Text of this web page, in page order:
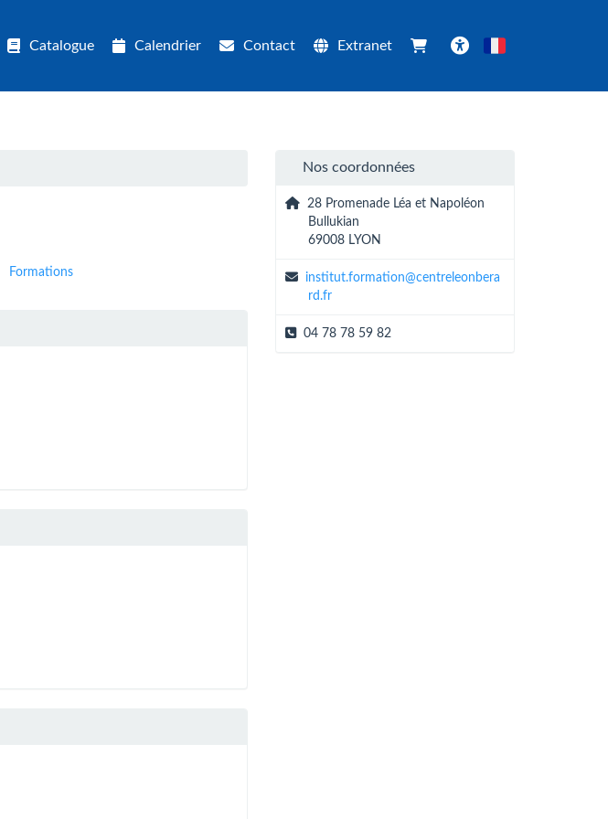
Catalogue Calendrier Contact
Extranet
Français
Formations
Nos coordonnées
28 Promenade Léa et Napoléon
Bullukian
69008 LYON
institut.formation@centreleonbera
rd.fr
04 78 78 59 82